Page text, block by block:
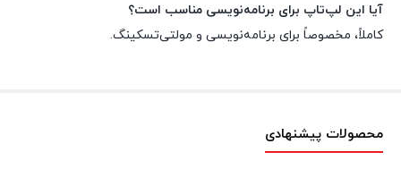
آیا این لپ‌تاپ برای برنامه‌نویسی مناسب است؟
کاملاً، مخصوصاً برای برنامه‌نویسی و مولتی‌تسکینگ.
محصولات پیشنهادی